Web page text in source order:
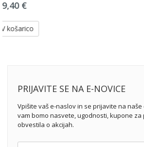
PRIJAVITE SE NA E-NOVICE
Vpišite vaš e-naslov in se prijavite na naše
vam bomo nasvete, ugodnosti, kupone za
obvestila o akcijah.